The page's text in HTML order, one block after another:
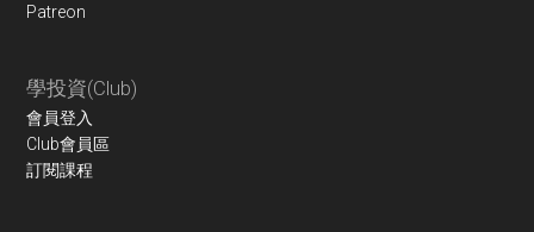
Patreon
學投資(Club)
會員登入
Club會員區
訂閱課程